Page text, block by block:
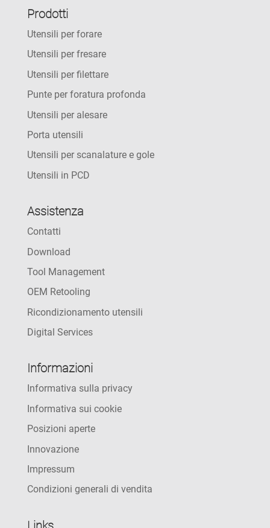
Prodotti
Utensili per forare
Utensili per fresare
Utensili per filettare
Punte per foratura profonda
Utensili per alesare
Porta utensili
Utensili per scanalature e gole
Utensili in PCD
Assistenza
Contatti
Download
Tool Management
OEM Retooling
Ricondizionamento utensili
Digital Services
Informazioni
Informativa sulla privacy
Informativa sui cookie
Posizioni aperte
Innovazione
Impressum
Condizioni generali di vendita